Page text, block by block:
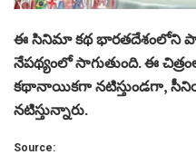
ఈ సినిమా కథ భారతదేశంలోని
నేపథ్యంలో సాగుతుంది. ఈ
కథానాయికగా నటిస్తుండగా,
నటిస్తున్నారు.
Source: